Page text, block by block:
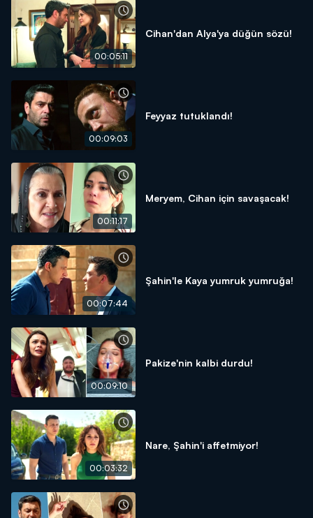
00:05:11
Cihan'dan Alya'ya düğün sözü!
00:09:03
Feyyaz tutuklandı!
00:11:17
Meryem, Cihan için savaşacak!
00:07:44
Şahin'le Kaya yumruk yumruğa!
00:09:10
Pakize'nin kalbi durdu!
00:03:32
Nare, Şahin'i affetmiyor!